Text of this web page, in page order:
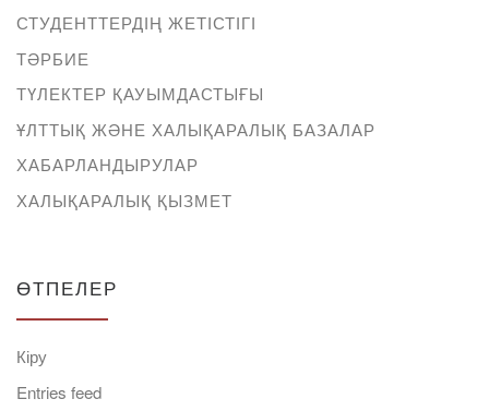
СТУДЕНТТЕРДІҢ ЖЕТІСТІГІ
ТӘРБИЕ
ТҮЛЕКТЕР ҚАУЫМДАСТЫҒЫ
ҰЛТТЫҚ ЖӘНЕ ХАЛЫҚАРАЛЫҚ БАЗАЛАР
ХАБАРЛАНДЫРУЛАР
ХАЛЫҚАРАЛЫҚ ҚЫЗМЕТ
ӨТПЕЛЕР
Кіру
Entries feed